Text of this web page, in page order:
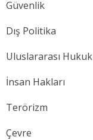
Güvenlik
Dış Politika
Uluslararası Hukuk
İnsan Hakları
Terörizm
Çevre